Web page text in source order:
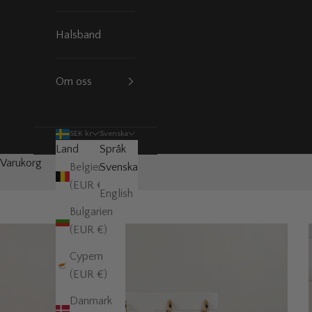
Halsband
Om oss
SEK kr
Land
Belgien
(EUR €)
Bulgarien
(EUR €)
Cypern
(EUR €)
Danmark
Svenska
Språk
Svenska
English
Varukorg